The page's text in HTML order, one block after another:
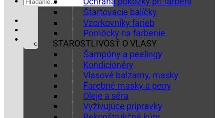
Štartovacie balíčky
Vzorkovníky farieb
Pomôcky na farbenie
STAROSTLIVOSŤ O VLASY
Šampóny a peelingy
Kondicionéry
Vlasové balzamy, masky
Farebné masky a peny
Oleje a séra
Vyživujúce prípravky